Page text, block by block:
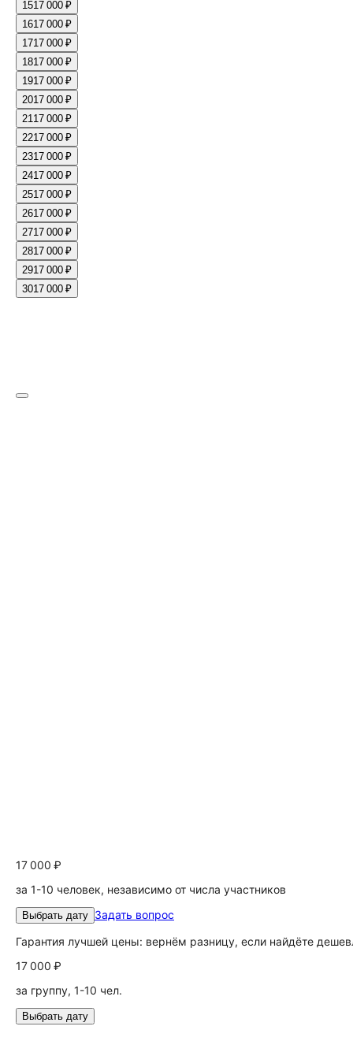
1517 000 ₽
1617 000 ₽
1717 000 ₽
1817 000 ₽
1917 000 ₽
2017 000 ₽
2117 000 ₽
2217 000 ₽
2317 000 ₽
2417 000 ₽
2517 000 ₽
2617 000 ₽
2717 000 ₽
2817 000 ₽
2917 000 ₽
3017 000 ₽
17 000 ₽
за 1-10 человек, независимо от числа участников
Выбрать дату Задать вопрос
Гарантия лучшей цены: вернём разницу, если найдёте
17 000 ₽
за группу, 1-10 чел.
Выбрать дату